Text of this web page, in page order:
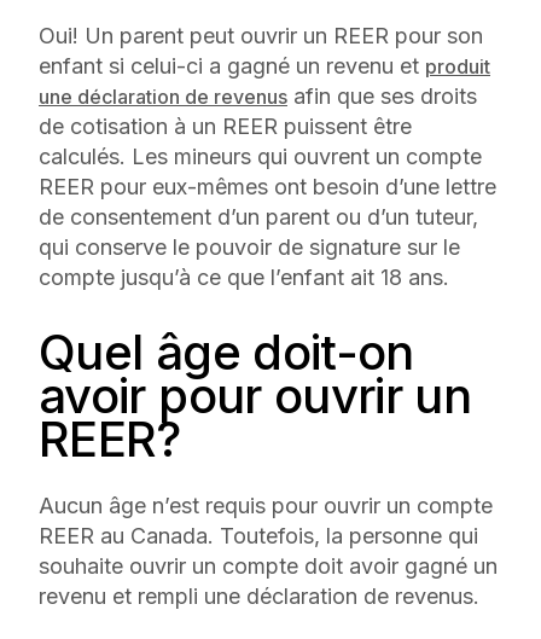
Oui! Un parent peut ouvrir un REER pour son
enfant si celui-ci a gagné un revenu et produit
une déclaration de revenus afin que ses droits
de cotisation à un REER puissent être
calculés. Les mineurs qui ouvrent un compte
REER pour eux-mêmes ont besoin d’une lettre
de consentement d’un parent ou d’un tuteur,
qui conserve le pouvoir de signature sur le
compte jusqu’à ce que l’enfant ait 18 ans.
Quel âge doit-on
avoir pour ouvrir un
REER?
Aucun âge n’est requis pour ouvrir un compte
REER au Canada. Toutefois, la personne qui
souhaite ouvrir un compte doit avoir gagné un
revenu et rempli une déclaration de revenus.